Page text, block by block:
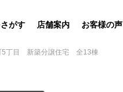
がす 店舗案内 お客様の声
5丁目 新築分譲住宅 全13棟